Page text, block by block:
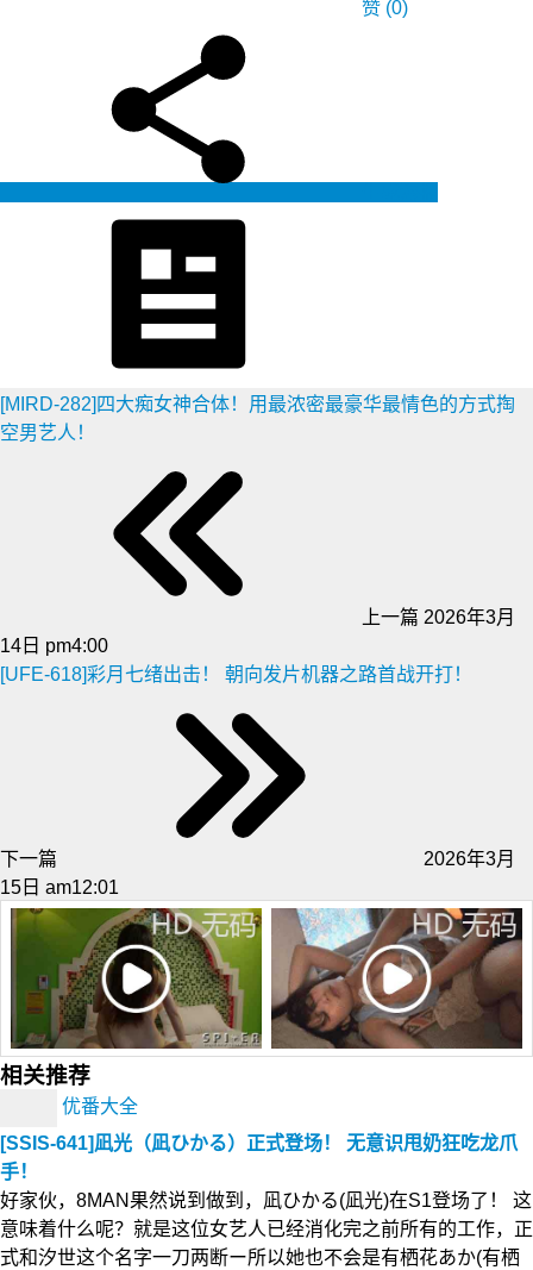
赞 (0)
[MIRD-282]四大痴女神合体！用最浓密最豪华最情色的方式掏
空男艺人！
上一篇 2026年3月
14日 pm4:00
[UFE-618]彩月七绪出击！ 朝向发片机器之路首战开打！
下一篇
2026年3月
15日 am12:01
相关推荐
优番大全
[SSIS-641]凪光（凪ひかる）正式登场！ 无意识甩奶狂吃龙爪
手！
好家伙，8MAN果然说到做到，凪ひかる(凪光)在S1登场了！ 这
意味着什么呢？就是这位女艺人已经消化完之前所有的工作，正
式和汐世这个名字一刀两断ー所以她也不会是有栖花あか(有栖